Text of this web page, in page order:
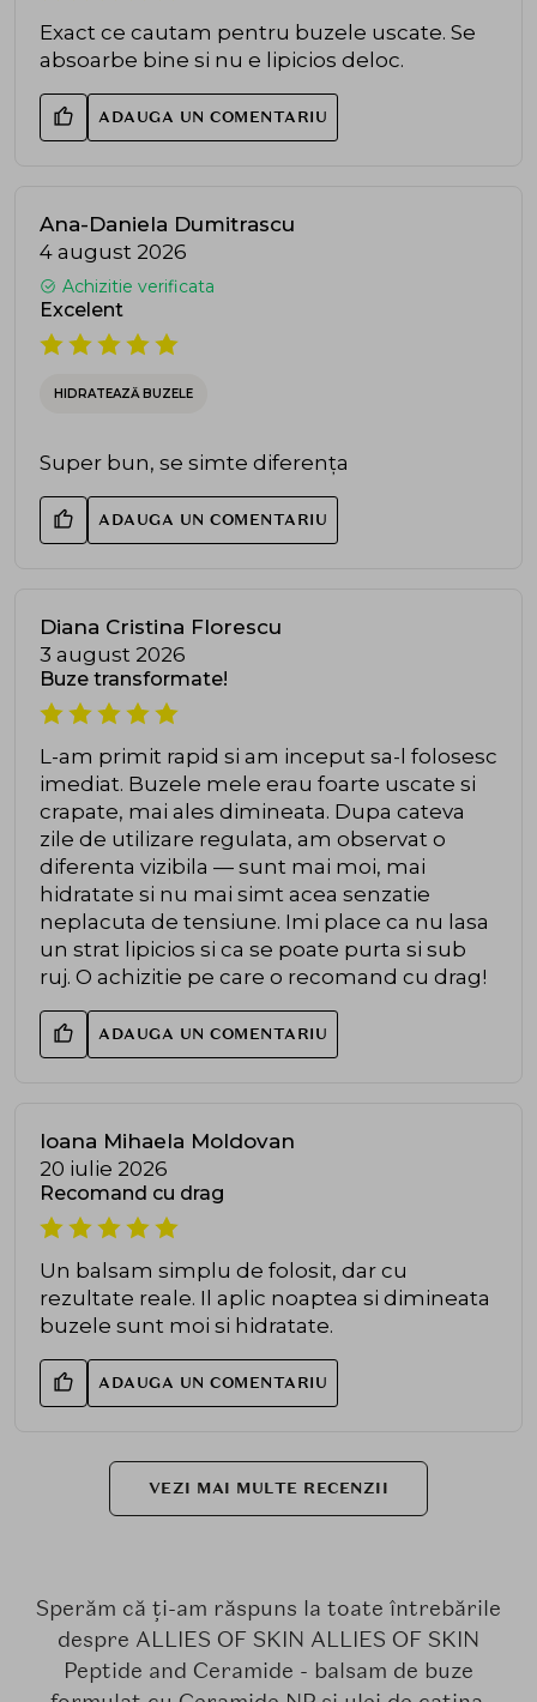
Exact ce cautam pentru buzele uscate. Se
absoarbe bine si nu e lipicios deloc.
ADAUGA UN COMENTARIU
Ana-Daniela Dumitrascu
4 august 2026
Achizitie verificata
Excelent
HIDRATEAZĂ BUZELE
Super bun, se simte diferența
ADAUGA UN COMENTARIU
Diana Cristina Florescu
3 august 2026
Buze transformate!
L-am primit rapid si am inceput sa-l folosesc
imediat. Buzele mele erau foarte uscate si
crapate, mai ales dimineata. Dupa cateva
zile de utilizare regulata, am observat o
diferenta vizibila — sunt mai moi, mai
hidratate si nu mai simt acea senzatie
neplacuta de tensiune. Imi place ca nu lasa
un strat lipicios si ca se poate purta si sub
ruj. O achizitie pe care o recomand cu drag!
ADAUGA UN COMENTARIU
Ioana Mihaela Moldovan
20 iulie 2026
Recomand cu drag
Un balsam simplu de folosit, dar cu
rezultate reale. Il aplic noaptea si dimineata
buzele sunt moi si hidratate.
ADAUGA UN COMENTARIU
VEZI MAI MULTE RECENZII
Sperăm că ți-am răspuns la toate întrebările
despre ALLIES OF SKIN ALLIES OF SKIN
Peptide and Ceramide - balsam de buze